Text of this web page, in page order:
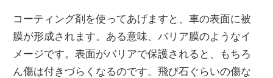
コーティング剤を使ってあげますと、車の表面に被
膜が形成されます。ある意味、バリア膜のようなイ
メージです。表面がバリアで保護されると、もちろ
ん傷は付きづらくなるのです。飛び石ぐらいの傷な